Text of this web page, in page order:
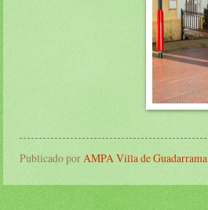
Publicado por AMPA Villa de Guadarrama